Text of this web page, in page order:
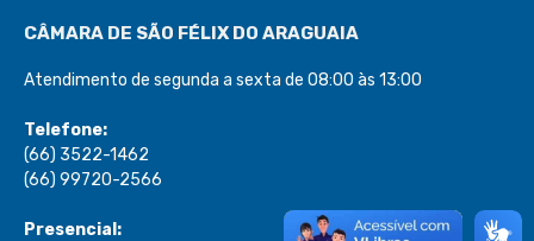
CÂMARA DE SÃO FÉLIX DO ARAGUAIA
Atendimento de segunda a sexta de 08:00 às 13:00
Telefone:
(66) 3522-1462
(66) 99720-2566
Presencial: